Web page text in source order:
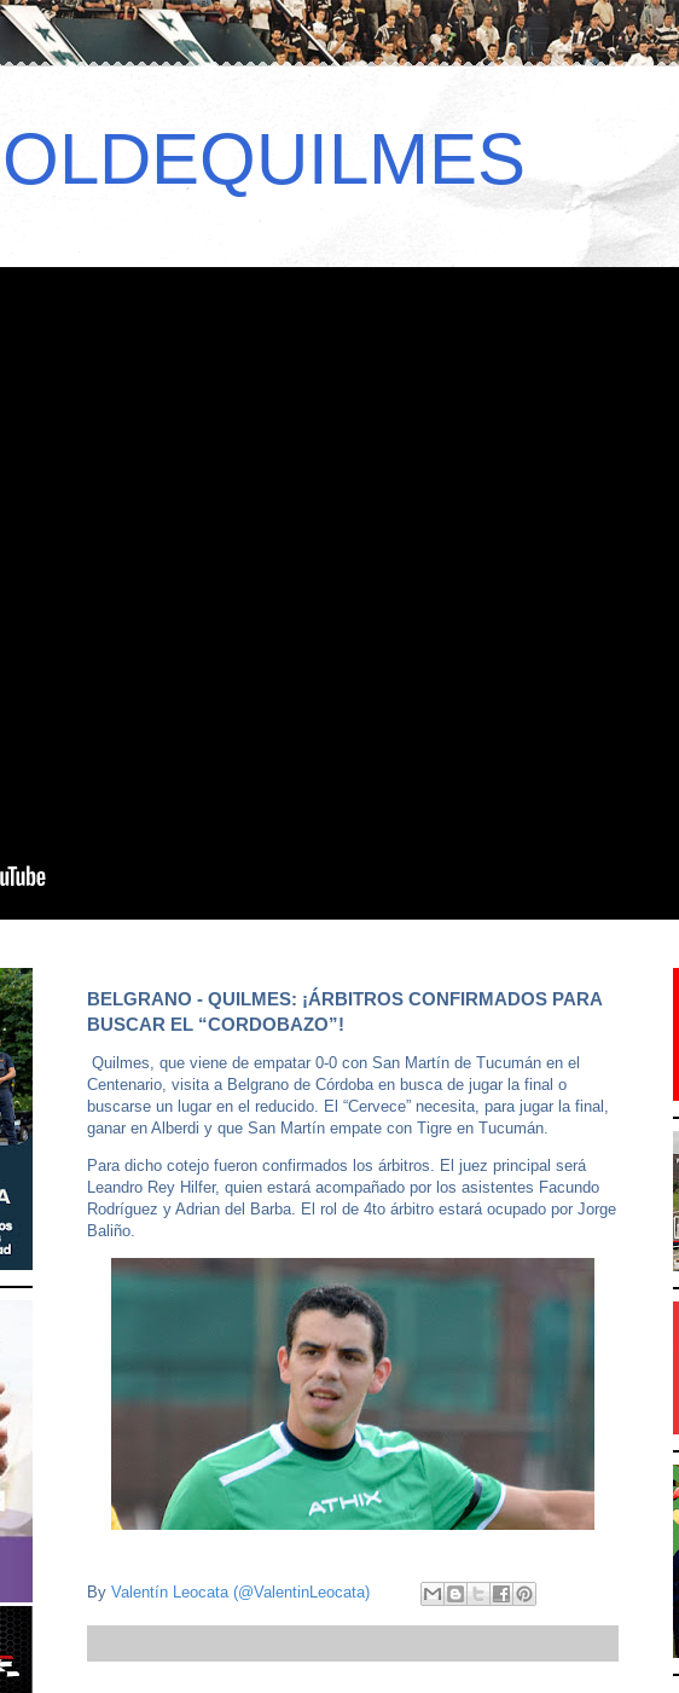
BELGRANO - QUILMES: ¡ÁRBITROS CONFIRMADOS PARA
BUSCAR EL “CORDOBAZO”!
Quilmes, que viene de empatar 0-0 con San Martín de Tucumán en el
Centenario, visita a Belgrano de Córdoba en busca de jugar la final o
buscarse un lugar en el reducido. El “Cervece” necesita, para jugar la final,
ganar en Alberdi y que San Martín empate con Tigre en Tucumán.
Para dicho cotejo fueron confirmados los árbitros. El juez principal será
Leandro Rey Hilfer, quien estará acompañado por los asistentes Facundo
Rodríguez y Adrian del Barba. El rol de 4to árbitro estará ocupado por Jorge
Baliño.
By Valentín Leocata (@ValentinLeocata)